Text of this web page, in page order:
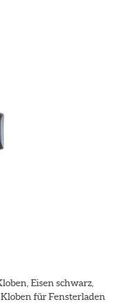
Eisen schwarz,
für Fensterladen